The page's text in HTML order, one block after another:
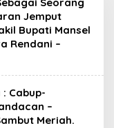
Seorang
Jemput
Bupati Mansel
Rendani –
Cabup-
–
Meriah.